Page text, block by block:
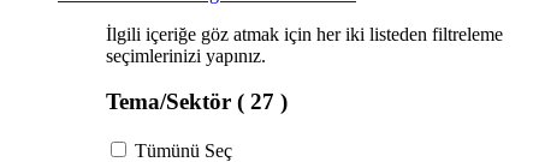
İlgili içeriğe göz atmak için her iki listeden filtreleme
seçimlerinizi yapınız.
Tema/Sektör ( 27 )
Tümünü Seç